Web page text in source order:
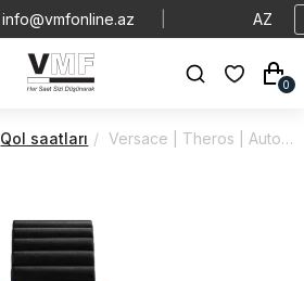
info@vmfonline.az AZ
0
Qol saatları Versace | Theros | Automatic | VEDX00419